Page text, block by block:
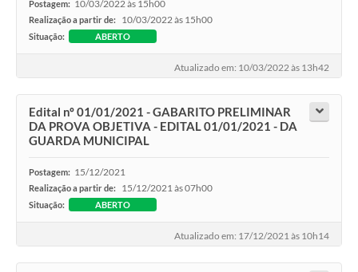
Postagem: 10/03/2022 às 15h00
Realização a partir de: 10/03/2022 às 15h00
Situação: ABERTO
Atualizado em: 10/03/2022 às 13h42
Edital nº 01/01/2021 - GABARITO PRELIMINAR
DA PROVA OBJETIVA - EDITAL 01/01/2021 - DA
GUARDA MUNICIPAL
Postagem: 15/12/2021
Realização a partir de: 15/12/2021 às 07h00
Situação: ABERTO
Atualizado em: 17/12/2021 às 10h14